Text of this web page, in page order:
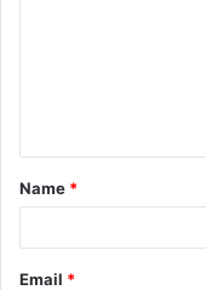
Name *
Email *